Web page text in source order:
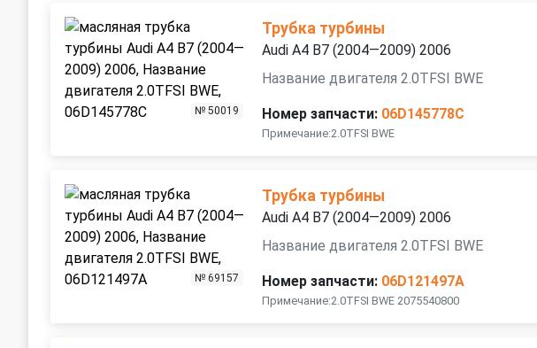
№ 50019
Трубка турбины
Audi A4 B7 (2004—2009) 2006
Название двигателя 2.0TFSI BWE
Номер запчасти: 06D145778C
Примечание:2.0TFSI BWE
№ 69157
Трубка турбины
Audi A4 B7 (2004—2009) 2006
Название двигателя 2.0TFSI BWE
Номер запчасти: 06D121497A
Примечание:2.0TFSI BWE 2075540800